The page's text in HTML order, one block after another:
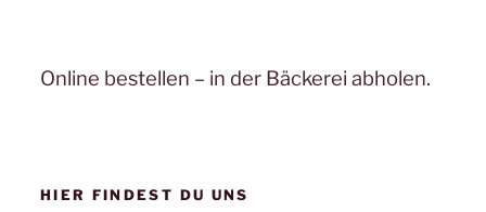
Online bestellen – in der Bäckerei abholen.
HIER FINDEST DU UNS